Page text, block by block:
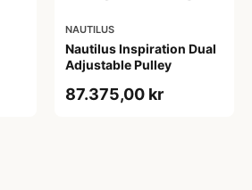
NAUTILUS
Nautilus Inspiration Dual
Adjustable Pulley
87.375,00 kr